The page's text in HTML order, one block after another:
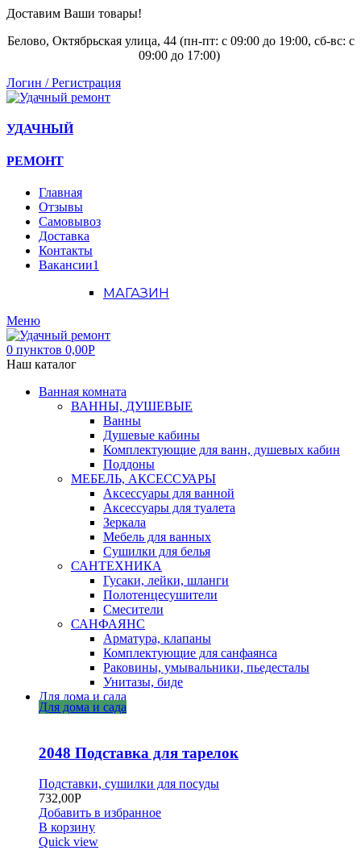
Доставим Ваши товары!
Белово, Октябрьская улица, 44 (пн-пт: с 09:00 до 19:00, сб-вс: с
09:00 до 17:00)
Логин / Регистрация
УДАЧНЫЙ
РЕМОНТ
Главная
Отзывы
Самовывоз
Доставка
Контакты
Вакансии1
МАГАЗИН
Меню
0 пунктов 0,00Р
Наш каталог
Ванная комната
ВАННЫ, ДУШЕВЫЕ
Ванны
Душевые кабины
Комплектующие для ванн, душевых кабин
Поддоны
МЕБЕЛЬ, АКСЕССУАРЫ
Аксессуары для ванной
Аксессуары для туалета
Зеркала
Мебель для ванных
Сушилки для белья
САНТЕХНИКА
Гусаки, лейки, шланги
Полотенцесушители
Смесители
САНФАЯНС
Арматура, клапаны
Комплектующие для санфаянса
Раковины, умывальники, пьедесталы
Унитазы, биде
Для дома и сада
Для дома и сада
2048 Подставка для тарелок
Подставки, сушилки для посуды
732,00Р
Добавить в избранное
В корзину
Quick view